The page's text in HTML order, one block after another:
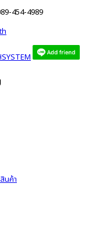
454-4989
นค้า